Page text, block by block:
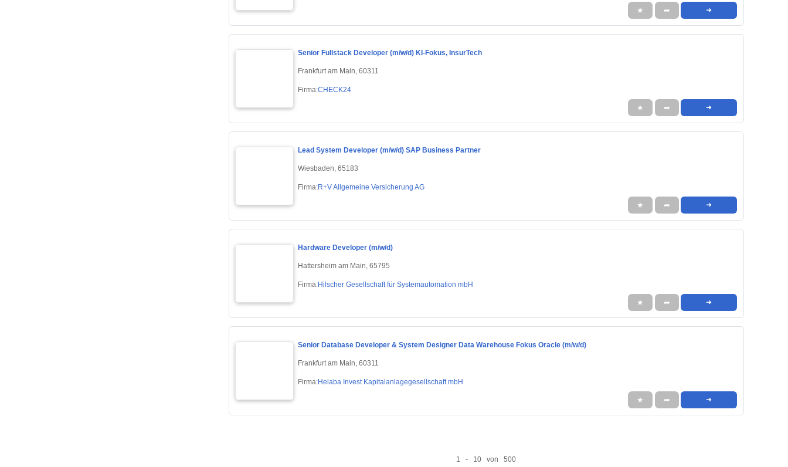
★ ➦ ➜
Senior Fullstack Developer (m/w/d) KI-Fokus, InsurTech
Frankfurt am Main, 60311
Firma:CHECK24
★ ➦ ➜
Lead System Developer (m/w/d) SAP Business Partner
Wiesbaden, 65183
Firma:R+V Allgemeine Versicherung AG
★ ➦ ➜
Hardware Developer (m/w/d)
Hattersheim am Main, 65795
Firma:Hilscher Gesellschaft für Systemautomation mbH
★ ➦ ➜
Senior Database Developer & System Designer Data Warehouse Fokus Oracle (m/w/d)
Frankfurt am Main, 60311
Firma:Helaba Invest Kapitalanlagegesellschaft mbH
★ ➦ ➜
1 - 10 von 500